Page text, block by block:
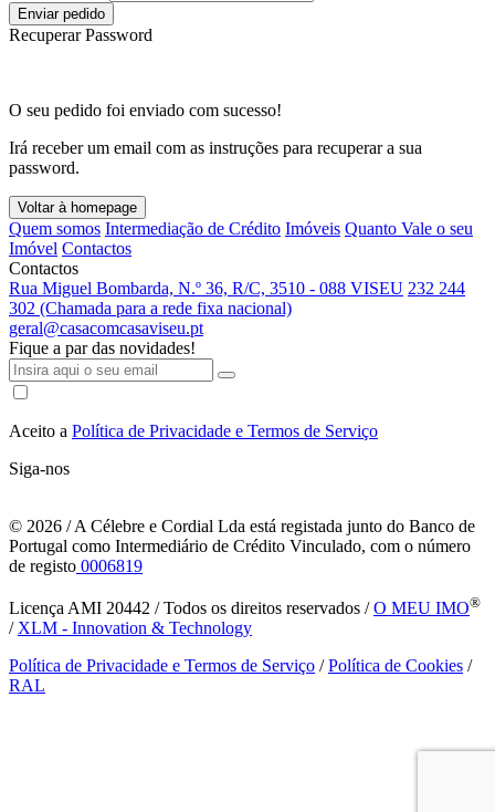
Enviar pedido
Recuperar Password
O seu pedido foi enviado com sucesso!
Irá receber um email com as instruções para recuperar a sua
password.
Voltar à homepage
Quem somos Intermediação de Crédito Imóveis Quanto Vale o seu
Imóvel Contactos
Contactos
Rua Miguel Bombarda, N.º 36, R/C, 3510 - 088 VISEU 232 244
302 (Chamada para a rede fixa nacional)
geral@casacomcasaviseu.pt
Fique a par das novidades!
Aceito a Política de Privacidade e Termos de Serviço
Siga-nos
© 2026 / A Célebre e Cordial Lda está registada junto do Banco de
Portugal como Intermediário de Crédito Vinculado, com o número
de registo 0006819
Licença AMI 20442 / Todos os direitos reservados /O MEU IMO®
/ XLM - Innovation & Technology
Política de Privacidade e Termos de Serviço /Política de Cookies /
RAL